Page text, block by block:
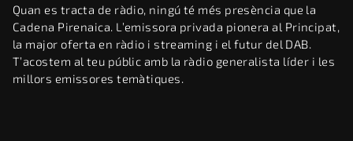
Quan es tracta de ràdio, ningú té més presència que la
Cadena Pirenaica. L’emissora privada pionera al Principat,
la major oferta en ràdio i streaming i el futur del DAB.
T’acostem al teu públic amb la ràdio generalista líder i les
millors emissores temàtiques.